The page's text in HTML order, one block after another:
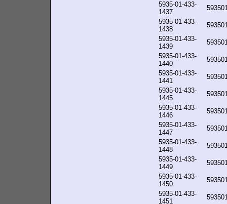
5935-01-433-
1437
5935-01-433-
1438
5935-01-433-
1439
5935-01-433-
1440
5935-01-433-
1441
5935-01-433-
1445
5935-01-433-
1446
5935-01-433-
1447
5935-01-433-
1448
5935-01-433-
1449
5935-01-433-
1450
5935-01-433-
1451